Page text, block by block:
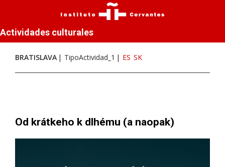
Actividades culturales
BRATISLAVA TipoActividad_1 ES SK
Od krátkeho k dlhému (a naopak)